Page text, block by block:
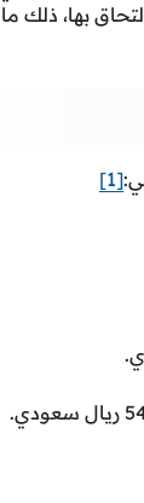
بها، ذلك
[1]